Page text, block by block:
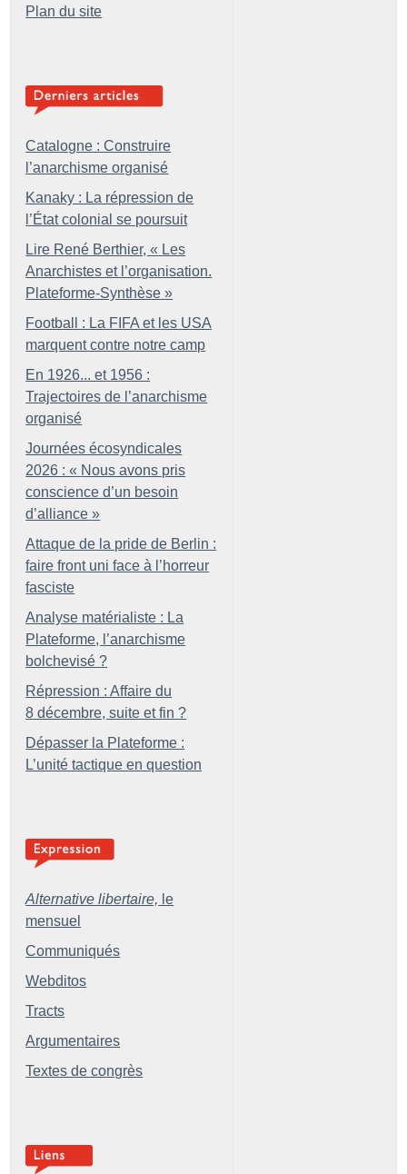
Plan du site
Catalogne : Construire
l’anarchisme organisé
Kanaky : La répression de
l’État colonial se poursuit
Lire René Berthier, « Les
Anarchistes et l’organisation.
Plateforme-Synthèse »
Football : La FIFA et les USA
marquent contre notre camp
En 1926... et 1956 :
Trajectoires de l’anarchisme
organisé
Journées écosyndicales
2026 : « Nous avons pris
conscience d’un besoin
d’alliance »
Attaque de la pride de Berlin :
faire front uni face à l’horreur
fasciste
Analyse matérialiste : La
Plateforme, l’anarchisme
bolchevisé ?
Répression : Affaire du
8 décembre, suite et fin ?
Dépasser la Plateforme :
L’unité tactique en question
Alternative libertaire, le
mensuel
Communiqués
Webditos
Tracts
Argumentaires
Textes de congrès